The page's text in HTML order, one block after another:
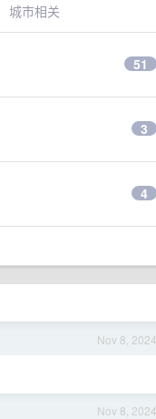
城市相关
51
3
4
Nov 8, 2024
Nov 8, 2024